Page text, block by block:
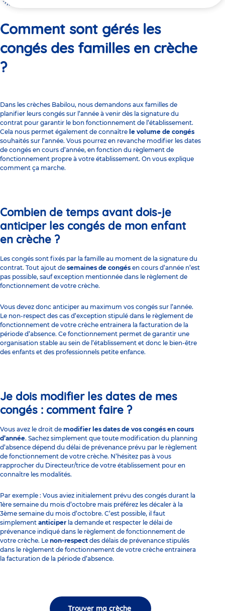
ici
Comment sont gérés les congés des familles en crèche ?
Comment sont gérés les
congés des familles en crèche
?
Dans les crèches Babilou, nous demandons aux familles de
planifier leurs congés sur l’année à venir dès la signature du
contrat pour garantir le bon fonctionnement de l’établissement.
Cela nous permet également de connaître le volume de congés
souhaités sur l’année. Vous pourrez en revanche modifier les dates
de congés en cours d’année, en fonction du règlement de
fonctionnement propre à votre établissement. On vous explique
comment ça marche.
Combien de temps avant dois-je
anticiper les congés de mon enfant
en crèche ?
Les congés sont fixés par la famille au moment de la signature du
contrat. Tout ajout de semaines de congés en cours d’année n’est
pas possible, sauf exception mentionnée dans le règlement de
fonctionnement de votre crèche.
Vous devez donc anticiper au maximum vos congés sur l’année.
Le non-respect des cas d’exception stipulé dans le règlement de
fonctionnement de votre crèche entrainera la facturation de la
période d’absence. Ce fonctionnement permet de garantir une
organisation stable au sein de l’établissement et donc le bien-être
des enfants et des professionnels petite enfance.
Je dois modifier les dates de mes
congés : comment faire ?
Vous avez le droit de modifier les dates de vos congés en cours
d’année. Sachez simplement que toute modification du planning
d’absence dépend du délai de prévenance prévu par le règlement
de fonctionnement de votre crèche. N’hésitez pas à vous
rapprocher du Directeur/trice de votre établissement pour en
connaître les modalités.
Par exemple : Vous aviez initialement prévu des congés durant la
1ère semaine du mois d’octobre mais préférez les décaler à la
3ème semaine du mois d’octobre. C’est possible, il faut
simplement anticiper la demande et respecter le délai de
prévenance indiqué dans le règlement de fonctionnement de
votre crèche. Le non-respect des délais de prévenance stipulés
dans le règlement de fonctionnement de votre crèche entrainera
la facturation de la période d’absence.
Trouver ma crèche